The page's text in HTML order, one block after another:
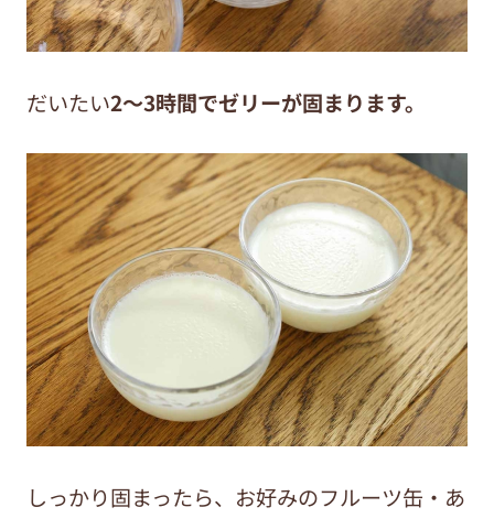
だいたい2～3時間でゼリーが固まります。
しっかり固まったら、お好みのフルーツ缶・あ